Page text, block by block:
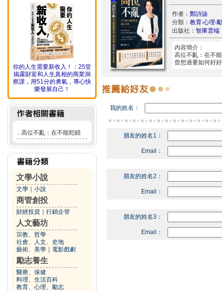
你的人生需要新收入！：25堂
揭露財富和人生真相的商業洞
察課，用51分的勇氣，專心快
樂發展自己！
． 高位不亂：在不能犯錯
文學小說
文學 小說
商管創投
財經投資 行銷企管
人文藝坊
宗教、哲學
社會、人文、史地
藝術、美學
電影戲劇
勵志養生
醫療、保健
料理、生活百科
教育、心理、勵志
作者： 鄭詩諭
分類： 教育‧心理‧
出版社： 智庫雲端
內容簡介：
高位不亂：在不
曾想過要如何好
我的姓名：
朋友的姓名1：
Email：
朋友的姓名2：
Email：
朋友的姓名3：
Email：